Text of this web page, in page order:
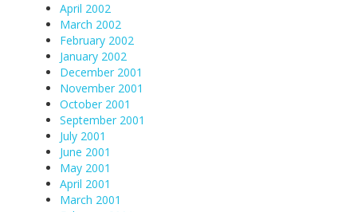
April 2002
March 2002
February 2002
January 2002
December 2001
November 2001
October 2001
September 2001
July 2001
June 2001
May 2001
April 2001
March 2001